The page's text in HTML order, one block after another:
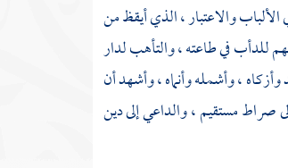
الألباب والاعتبار ، الذي أيقظ من
للدأب في طاعته ، والتأهب لدار
، وأشمله وأنماه ، وأشهد أن
صراط مستقيم ، والداعي إلى دين